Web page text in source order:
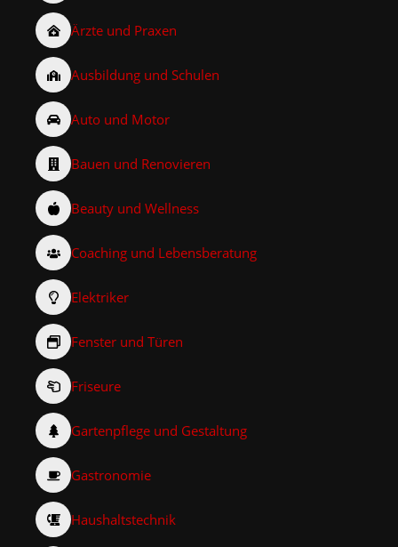
Ärzte und Praxen
Ausbildung und Schulen
Auto und Motor
Bauen und Renovieren
Beauty und Wellness
Coaching und Lebensberatung
Elektriker
Fenster und Türen
Friseure
Gartenpflege und Gestaltung
Gastronomie
Haushaltstechnik